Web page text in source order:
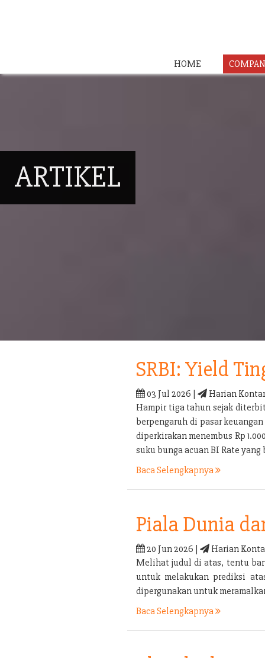
HOME
ARTIKEL
SRBI: Yield
03 Jul 2026 |
Harian
Hampir tiga tahun sejak
berpengaruh di pasar
diperkirakan menembus Rp
suku bunga acuan BI Rate yang
Baca Selengkapnya
Piala Dunia
20 Jun 2026 |
Harian
Melihat judul di atas, tentu
untuk melakukan prediksi
dipergunakan untuk
Baca Selengkapnya